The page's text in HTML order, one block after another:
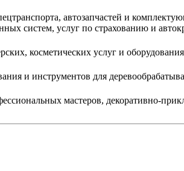
автозапчастей и
систем, услуг по страхованию и
косметических услуг и оборудования
и инструментов для
мастеров, декоративно-